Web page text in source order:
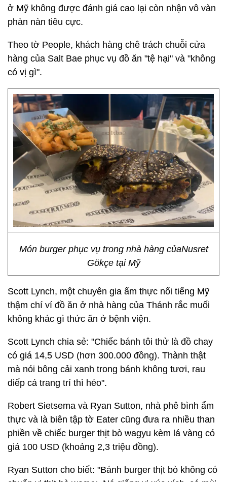
ở Mỹ không được đánh giá cao lại còn nhận vô vàn
phàn nàn tiêu cực.
Theo tờ People, khách hàng chê trách chuỗi cửa
hàng của Salt Bae phục vụ đồ ăn "tệ hại" và "không
có vị gì".
Món burger phục vụ trong nhà hàng củaNusret
Gökçe tại Mỹ
Scott Lynch, một chuyên gia ẩm thực nổi tiếng Mỹ
thậm chí ví đồ ăn ở nhà hàng của Thánh rắc muối
không khác gì thức ăn ở bệnh viện.
Scott Lynch chia sẻ: "Chiếc bánh tôi thử là đồ chay
có giá 14,5 USD (hơn 300.000 đồng). Thành thật
mà nói bông cải xanh trong bánh không tươi, rau
diếp cá trang trí thì héo".
Robert Sietsema và Ryan Sutton, nhà phê bình ẩm
thực và là biên tập tờ Eater cũng đưa ra nhiều than
phiền về chiếc burger thịt bò wagyu kèm lá vàng có
giá 100 USD (khoảng 2,3 triệu đồng).
Ryan Sutton cho biết: "Bánh burger thịt bò không có